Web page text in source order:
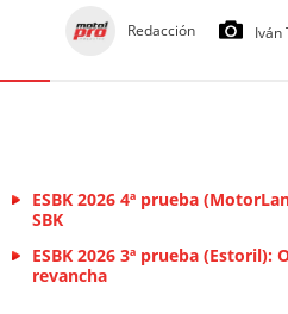
Redacción Iván
ESBK 2026 4ª prueba
SBK
ESBK 2026 3ª prueba (Estoril):
revancha